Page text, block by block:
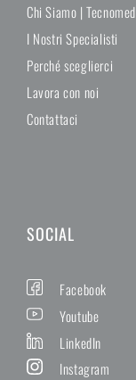
Chi Siamo |
I Nostri Specialisti
Perché sceglierci
Lavora con noi
Contattaci
SOCIAL
Facebook
Youtube
LinkedIn
Instagram